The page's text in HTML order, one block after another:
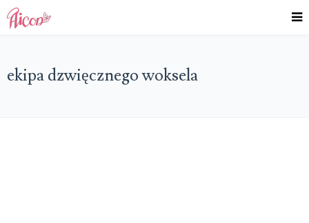
ekipa dzwięcznego woksela